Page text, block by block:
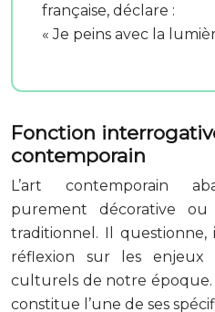
française, déclare :
« Je peins avec la
Fonction
contemporain
L’art contemporain
purement décorative ou
traditionnel. Il
réflexion sur les enjeux
culturels de notre
constitue l’une de ses